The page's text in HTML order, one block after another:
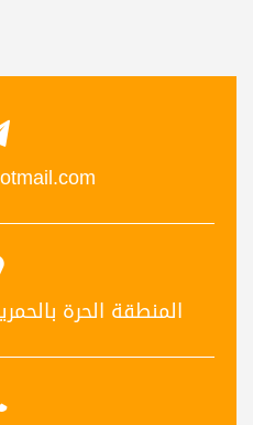
المنطقة الحرة بالحمرية -